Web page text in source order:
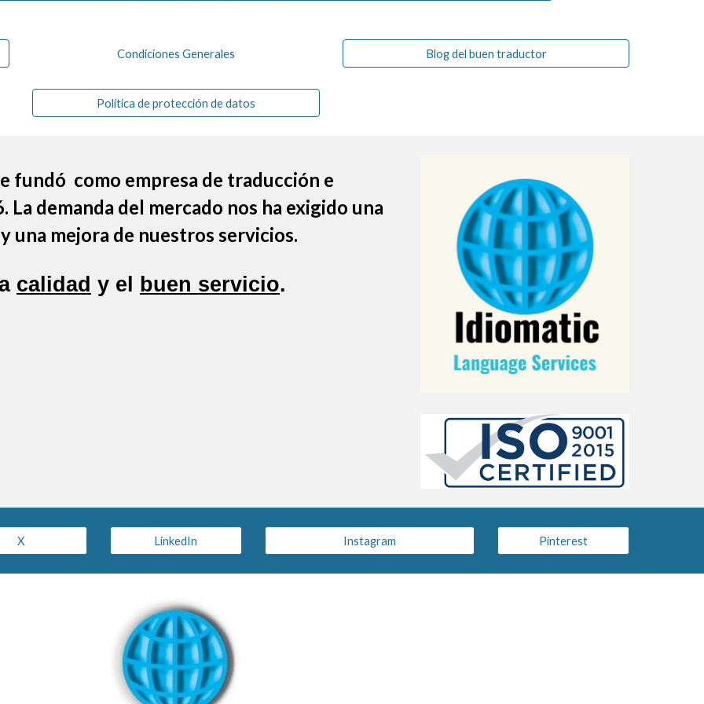
Condiciones Generales
Política de protección de datos
Blog del buen traductor
fundó como empresa de traducción e
demanda del mercado nos ha exigido una
una mejora de nuestros servicios.
calidad y el buen servicio.
X LinkedIn Instagram Pinterest